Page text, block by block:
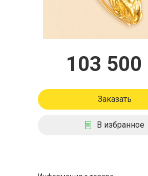
103 500
Заказать
В избранное